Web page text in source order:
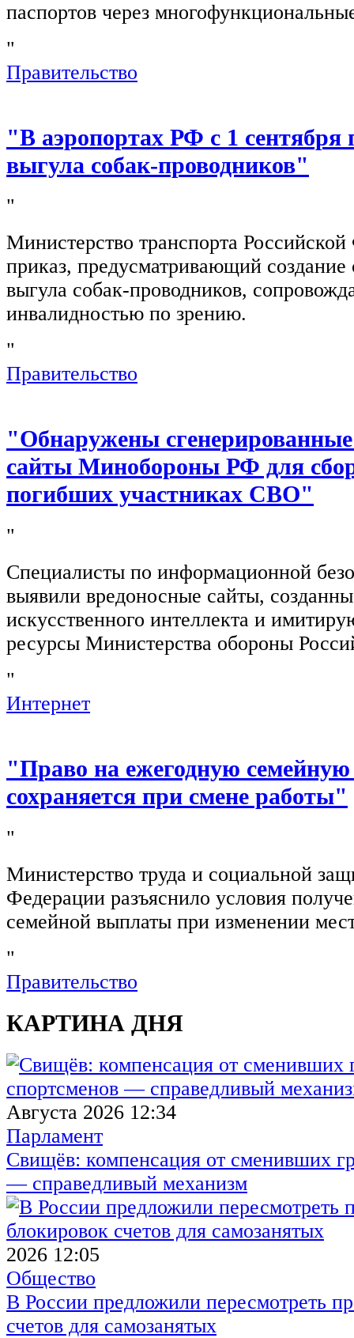
паспортов через
"
Правительство
"В аэропортах РФ с 1 сентября
выгула собак-проводников"
"
Министерство транспорта
приказ, предусматривающий создание
выгула собак-проводников,
инвалидностью по зрению.
"
Правительство
"Обнаружены
сайты Минобороны РФ для
погибших участниках СВО"
"
Специалисты по информационной
выявили вредоносные сайты,
искусственного интеллекта и
ресурсы Министерства обороны
"
Интернет
"Право на ежегодную
сохраняется при смене работы"
"
Министерство труда и социальной
Федерации разъяснило условия
семейной выплаты при изменении
"
Правительство
КАРТИНА ДНЯ
Августа 2026 12:34
Парламент
Свищёв: компенсация от сменивших
— справедливый механизм
2026 12:05
Общество
В России предложили пересмотреть
счетов для самозанятых